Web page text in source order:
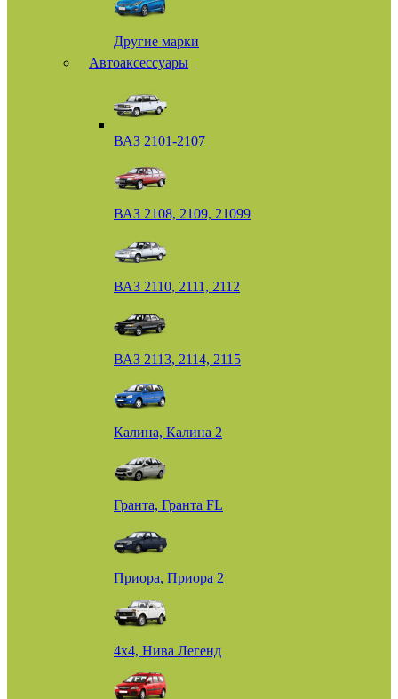
Другие марки
Автоаксессуары
ВАЗ 2101-2107
ВАЗ 2108, 2109, 21099
ВАЗ 2110, 2111, 2112
ВАЗ 2113, 2114, 2115
Калина, Калина 2
Гранта, Гранта FL
Приора, Приора 2
4х4, Нива Легенд